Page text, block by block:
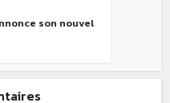
son nouvel